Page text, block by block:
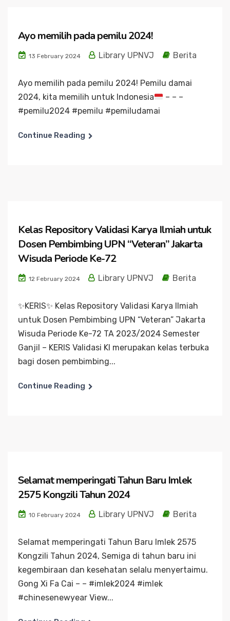
Ayo memilih pada pemilu 2024!
13 February 2024 Library UPNVJ Berita
Ayo memilih pada pemilu 2024! Pemilu damai
2024, kita memilih untuk Indonesia
– – –
#pemilu2024 #pemilu #pemiludamai
Continue Reading
Kelas Repository Validasi Karya Ilmiah untuk
Dosen Pembimbing UPN “Veteran” Jakarta
Wisuda Periode Ke-72
12 February 2024 Library UPNVJ Berita
✨️KERIS✨️ Kelas Repository Validasi Karya Ilmiah
untuk Dosen Pembimbing UPN “Veteran” Jakarta
Wisuda Periode Ke-72 TA 2023/2024 Semester
Ganjil – KERIS Validasi KI merupakan kelas terbuka
bagi dosen pembimbing...
Continue Reading
Selamat memperingati Tahun Baru Imlek
2575 Kongzili Tahun 2024
10 February 2024 Library UPNVJ Berita
Selamat memperingati Tahun Baru Imlek 2575
Kongzili Tahun 2024, Semiga di tahun baru ini
kegembiraan dan kesehatan selalu menyertaimu.
Gong Xi Fa Cai – – #imlek2024 #imlek
#chinesenewyear View...